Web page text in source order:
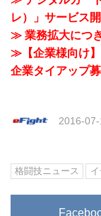
レ）」サービス開
≫ 業務拡大につ
≫【企業様向け
企業タイアップ募
2016-07-
格闘技ニュース